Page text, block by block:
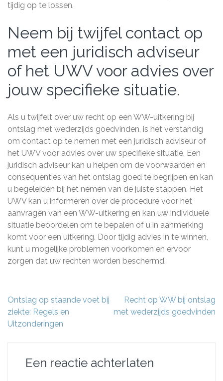
tijdig op te lossen.
Neem bij twijfel contact op
met een juridisch adviseur
of het UWV voor advies over
jouw specifieke situatie.
Als u twijfelt over uw recht op een WW-uitkering bij
ontslag met wederzijds goedvinden, is het verstandig
om contact op te nemen met een juridisch adviseur of
het UWV voor advies over uw specifieke situatie. Een
juridisch adviseur kan u helpen om de voorwaarden en
consequenties van het ontslag goed te begrijpen en kan
u begeleiden bij het nemen van de juiste stappen. Het
UWV kan u informeren over de procedure voor het
aanvragen van een WW-uitkering en kan uw individuele
situatie beoordelen om te bepalen of u in aanmerking
komt voor een uitkering. Door tijdig advies in te winnen,
kunt u mogelijke problemen voorkomen en ervoor
zorgen dat uw rechten worden beschermd.
Berichtnavigatie
Ontslag op staande voet bij
ziekte: Regels en
Uitzonderingen
Recht op WW bij ontslag
met wederzijds goedvinden
Een reactie achterlaten